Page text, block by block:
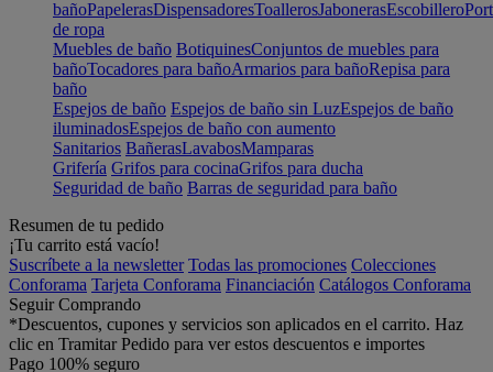
bañoPapelerasDispensadoresToallerosJabonerasEscobillero
de ropa
Muebles de baño BotiquinesConjuntos de muebles para
bañoTocadores para bañoArmarios para bañoRepisa para
baño
Espejos de baño Espejos de baño sin LuzEspejos de baño
iluminadosEspejos de baño con aumento
Sanitarios BañerasLavabosMamparas
Grifería Grifos para cocinaGrifos para ducha
Seguridad de baño Barras de seguridad para baño
Resumen de tu pedido
¡Tu carrito está vacío!
Suscríbete a la newsletter Todas las promociones Colecciones
Conforama Tarjeta Conforama Financiación Catálogos Conforama
Seguir Comprando
*Descuentos, cupones y servicios son aplicados en el carrito. Haz
clic en Tramitar Pedido para ver estos descuentos e importes
Pago 100% seguro